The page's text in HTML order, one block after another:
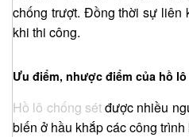
chống trượt. Đồng thời sự liên
khi thi công.
Ưu điểm, nhược điểm của hồ
Hồ lô chống sétđược nhiều
biến ở hầu khắp các công trình